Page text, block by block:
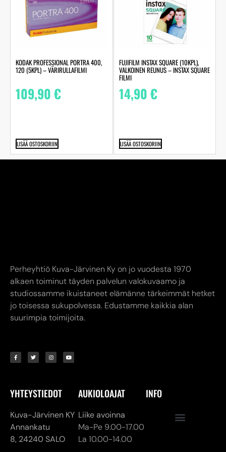
KODAK PROFESSIONAL PORTRA 400,
120 (5KPL) – VÄRIRULLAFILMI
109,90€
LISÄÄ OSTOSKORIIN
FUJIFILM INSTAX SQUARE (10KPL),
VALKOINEN REUNUS – INSTAX SQUARE
FILMI
14,90€
LISÄÄ OSTOSKORIIN
Perheyhtiö Kuva-Järvinen Ky on jo vuodesta 1970
alkaen toiminut täyden palvelun valokuvaamo ja
studiossamme ikuistaneet elämänne tärkeimmät hetket
jo toisessa sukupolvessa. Edustamme kaikkia alan
suurimpia toimijoita.
YHTEYSTIEDOT
Kuva-Järvinen KY
Annankatu
8, 24240 SALO
AUKIOLOAJAT
Liike avoinna
Ma-Pe 9.00-17.00
La 10.00-14.00
INFO